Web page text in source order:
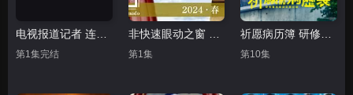
电视报道记者 连接新闻的女人们
第1集完结
非快速眼动之窗 2024 春
第1集
祈愿病历簿 研修医的解谜诊察记录
第10集